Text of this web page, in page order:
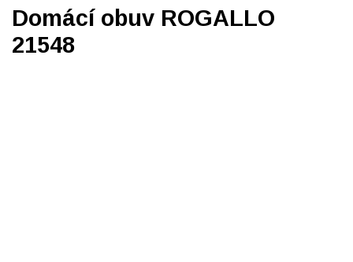
Domácí obuv ROGALLO
21548